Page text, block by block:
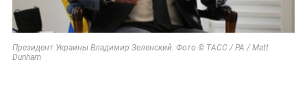
Президент Украины Владимир Зеленский. Фото © ТАСС / PA / Matt
Dunham